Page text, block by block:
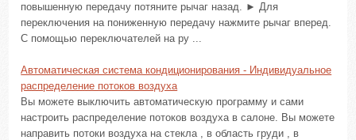
повышенную передачу потяните рычаг назад. ► Для
переключения на пониженную передачу нажмите рычаг вперед.
С помощью переключателей на ру ...
Автоматическая система кондиционирования - Индивидуальное
распределение потоков воздуха
Вы можете выключить автоматическую программу и сами
настроить распределение потоков воздуха в салоне. Вы можете
направить потоки воздуха на стекла , в область груди , в